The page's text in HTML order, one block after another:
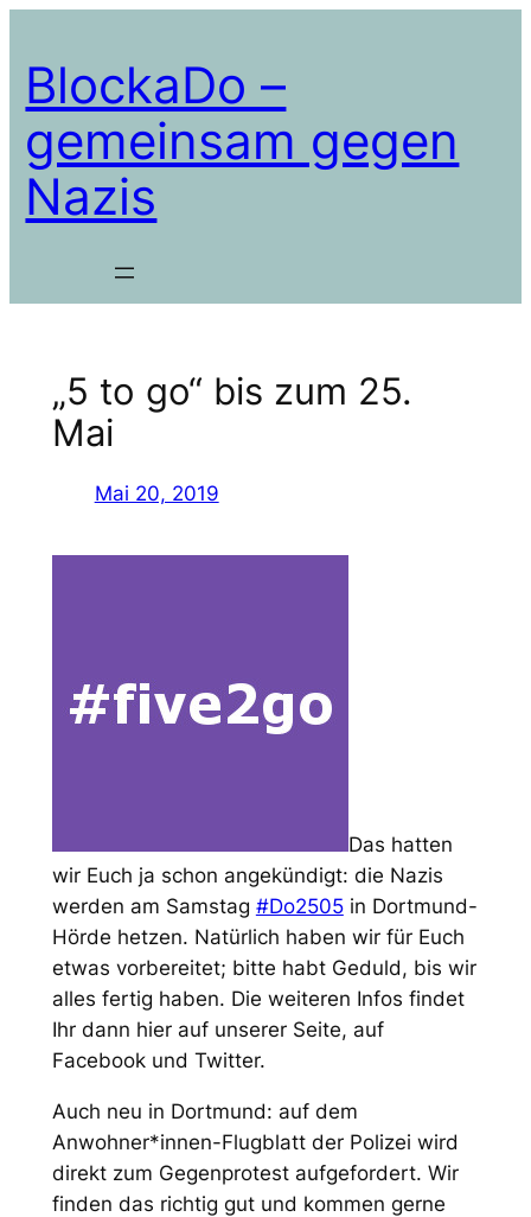
springen
BlockaDo –
gemeinsam gegen
Nazis
„5 to go“ bis zum 25.
Mai
Mai 20, 2019
Das hatten
wir Euch ja schon angekündigt: die Nazis
werden am Samstag #Do2505in Dortmund-
Hörde hetzen. Natürlich haben wir für Euch
etwas vorbereitet; bitte habt Geduld, bis wir
alles fertig haben. Die weiteren Infos findet
Ihr dann hier auf unserer Seite, auf
Facebook und Twitter.
Auch neu in Dortmund: auf dem
Anwohner*innen-Flugblatt der Polizei wird
direkt zum Gegenprotest aufgefordert. Wir
finden das richtig gut und kommen gerne